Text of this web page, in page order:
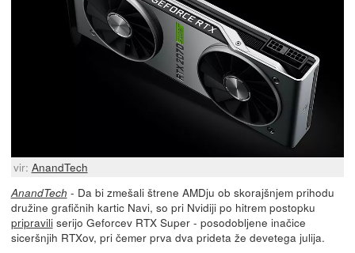
vir: AnandTech
AnandTech - Da bi zmešali štrene AMDju ob skorajšnjem prihodu
družine grafičnih kartic Navi, so pri Nvidiji po hitrem postopku
pripraviliserijo Geforcev RTX Super - posodobljene inačice
siceršnjih RTXov, pri čemer prva dva prideta že devetega julija.